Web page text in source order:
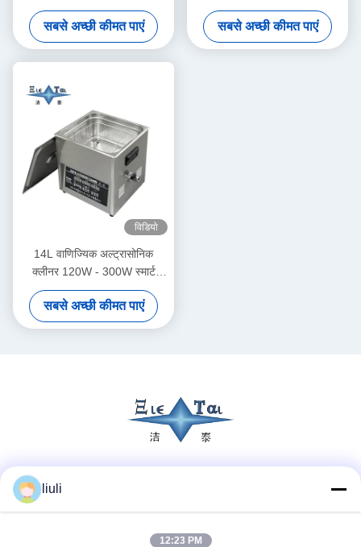
अल्ट्रासोनिक क्लीनर 70W -
180W
सबसे अच्छी कीमत पाएं
अल्ट्रासोनिक क्लीनर बुद्धिमान
सबसे अच्छी कीमत पाएं
विडियो
14L वाणिज्यिक अल्ट्रासोनिक
क्लीनर 120W - 300W स्मार्ट
अल्ट्रासोनिक क्लीनर
सबसे अच्छी कीमत पाएं
liuli
12:23 PM